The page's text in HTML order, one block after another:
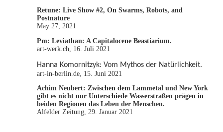
Retune: Live Show #2, On Swarms, Robots, and
Postnature
May 27, 2021
Pm: Leviathan: A Capitalocene Beastiarium.
art-werk.ch, 16. Juli 2021
Hanna Komornitzyk: Vom Mythos der Natürlichkeit.
art-in-berlin.de, 15. Juni 2021
Achim Neubert: Zwischen dem Lammetal und New York
gibt es nicht nur Unterschiede Wasserstraßen prägen in
beiden Regionen das Leben der Menschen.
Alfelder Zeitung, 29. Januar 2021